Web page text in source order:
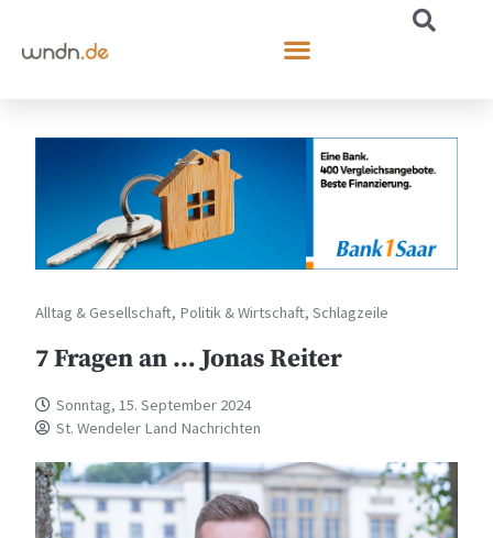
Alltag & Gesellschaft, Politik & Wirtschaft,Schlagzeile
7 Fragen an … Jonas Reiter
Sonntag, 15. September 2024
St. Wendeler Land Nachrichten